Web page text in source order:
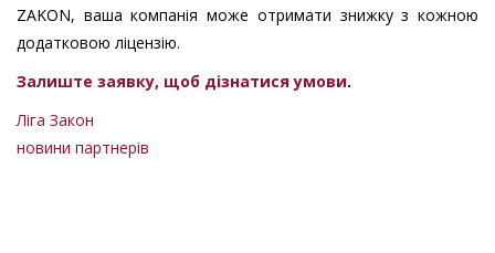
ZAKON, ваша компанія може отримати знижку з кожною
додатковою ліцензію.
Залиште заявку, щоб дізнатися умови.
Ліга Закон
новини партнерів